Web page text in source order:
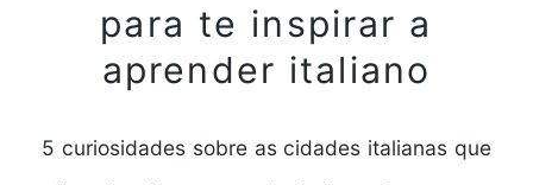
para te inspirar a
aprender italiano
5 curiosidades sobre as cidades italianas que